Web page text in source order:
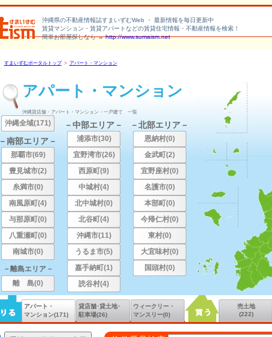
沖縄県の不動産情報誌すまいずむWeb ・ 最新情報を毎日更新中
賃貸マンション・賃貸アパートなどの賃貸住宅情報・不動産情報を検索！
簡単お部屋探しなら →http://www.sumaism.net
すまいずむポータルトップ > アパート・マンション
アパート・マンション
沖縄貸店舗・アパート・マンション・一戸建て 一覧
沖縄全域(171)
－南部エリア－
那覇市(69)
豊見城市(2)
糸満市(0)
南風原町(4)
与那原町(0)
八重瀬町(0)
南城市(0)
－離島エリア－
離 島(0)
－中部エリア－
浦添市(30)
宜野湾市(26)
西原町(9)
中城村(4)
北中城村(0)
北谷町(4)
沖縄市(11)
うるま市(5)
嘉手納町(1)
読谷村(4)
－北部エリア－
恩納村(0)
金武町(2)
宜野座村(0)
名護市(0)
本部町(0)
今帰仁村(0)
東村(0)
大宜味村(0)
国頭村(0)
アパート・
マンション(171)
貸店舗･貸土地･
駐車場(26)
ウィークリー・
マンスリー(0)
売土地
(222)